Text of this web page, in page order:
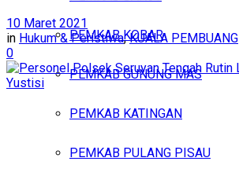
PEMKAB KOBAR
PEMKAB GUNUNG MAS
PEMKAB KATINGAN
PEMKAB PULANG PISAU
10 Maret 2021
in Hukum & Peristiwa,KUALA PEMBUANG
0